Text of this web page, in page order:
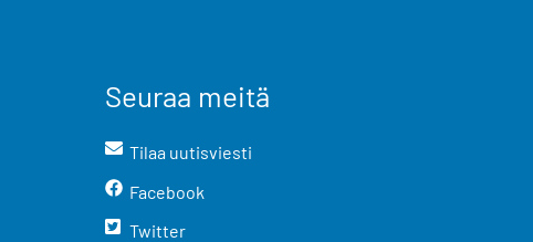
Seuraa meitä
Tilaa uutisviesti
Facebook
Twitter